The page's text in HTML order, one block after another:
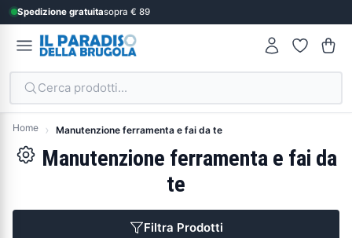
Spedizione gratuitasopra € 89
Cerca prodotti...
Home Manutenzione ferramenta e fai da te
Manutenzione ferramenta e fai da
te
Filtra Prodotti